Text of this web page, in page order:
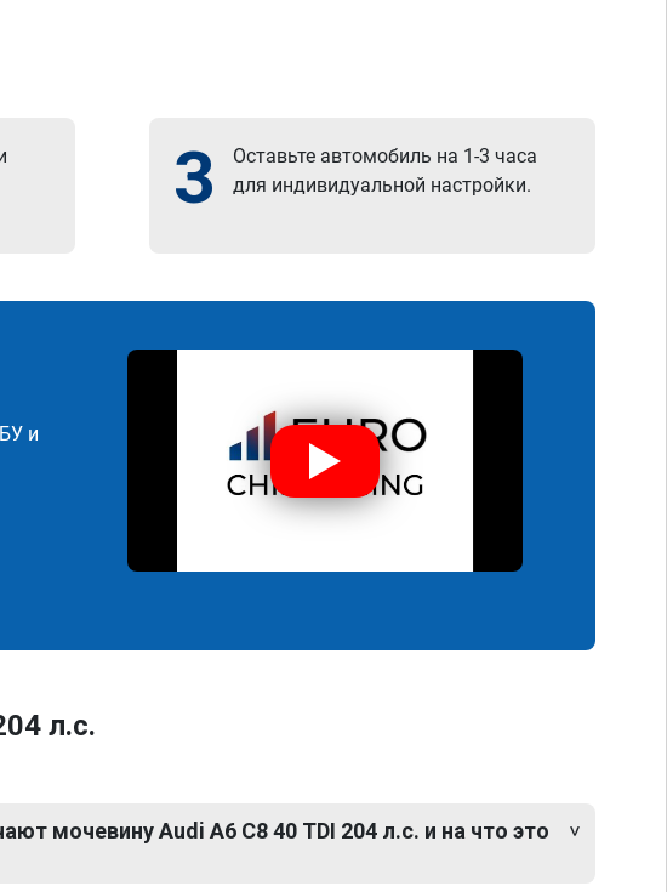
3
Оставьте автомобиль на 1-3 часа
для индивидуальной настройки.
и
л.с.
мочевину Audi A6 C8 40 TDI 204 л.с. и на что это